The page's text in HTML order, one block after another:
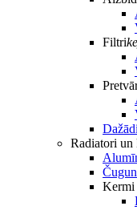
Filtri
Radiatori un
Kermi